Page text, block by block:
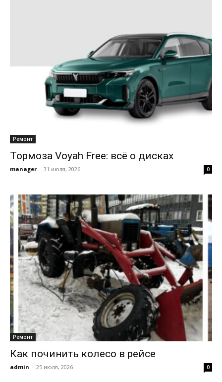
Ремонт
Тормоза Voyah Free: всё о дисках
manager - 31 июля, 2026 0
Ремонт
Как починить колесо в рейсе
admin - 25 июля, 2026 0